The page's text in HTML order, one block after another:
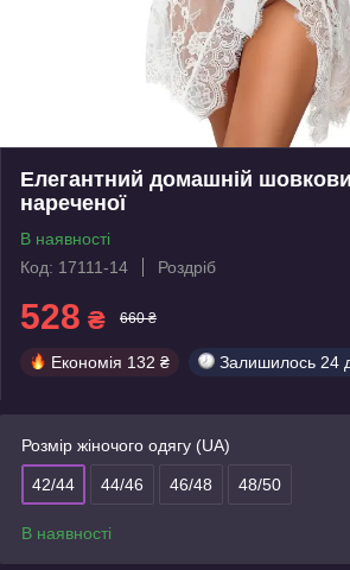
Елегантний домашній
нареченої
В наявності
Код: 17111-14
Роздріб
528 ₴ 660 ₴
Економія 132 ₴ Залишилось 24
Розмір жіночого одягу (UA)
42/44 44/46 46/48 48/50
В наявності